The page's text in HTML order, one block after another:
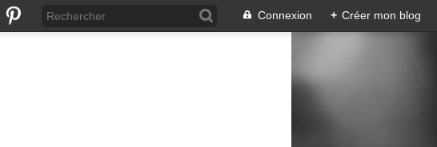
Connexion + Créer mon blog